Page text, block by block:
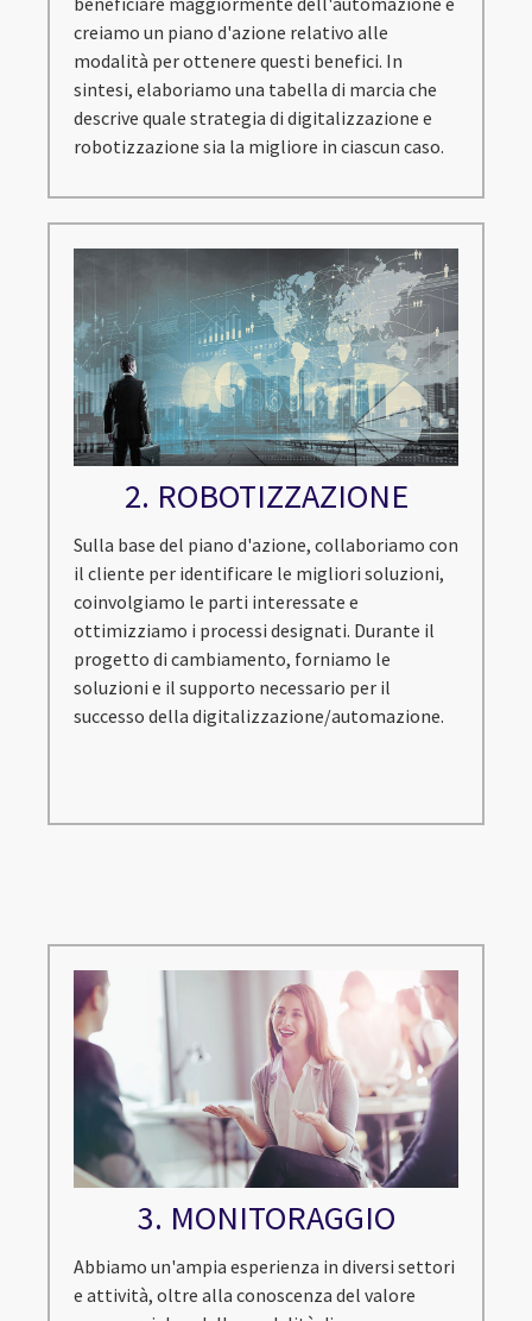
creiamo un piano d'azione relativo alle
modalità per ottenere questi benefici. In
sintesi, elaboriamo una tabella di marcia che
descrive quale strategia di digitalizzazione e
robotizzazione sia la migliore in ciascun caso.
2. ROBOTIZZAZIONE
Sulla base del piano d'azione, collaboriamo con
il cliente per identificare le migliori soluzioni,
coinvolgiamo le parti interessate e
ottimizziamo i processi designati. Durante il
progetto di cambiamento, forniamo le
soluzioni e il supporto necessario per il
successo della digitalizzazione/automazione.
3. MONITORAGGIO
Abbiamo un'ampia esperienza in diversi settori
e attività, oltre alla conoscenza del valore